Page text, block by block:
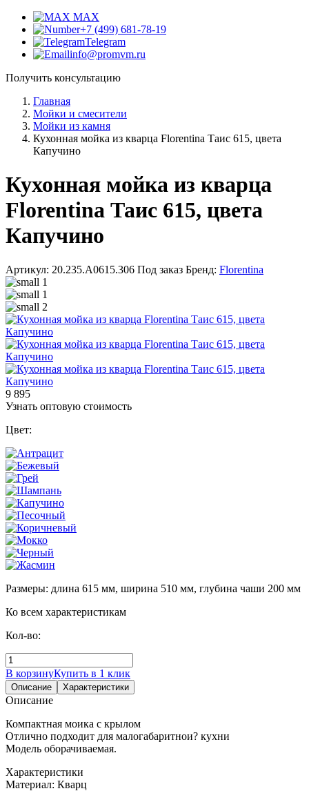
MAX
+7 (499) 681-78-19
Telegram
info@promvm.ru
Получить консультацию
Главная
Мойки и смесители
Мойки из камня
Кухонная мойка из кварца Florentina Таис 615, цвета
Капучино
Кухонная мойка из кварца
Florentina Таис 615, цвета
Капучино
Артикул: 20.235.A0615.306 Под заказ Бренд: Florentina
9 895
Узнать оптовую стоимость
Цвет:
Размеры: длина 615 мм, ширина 510 мм, глубина чаши 200 мм
Ко всем характеристикам
Кол-во:
В корзинуКупить в 1 клик
Описание Характеристики
Описание
Компактная моика с крылом
Отлично подходит для малогабаритнои? кухни
Модель оборачиваемая.
Характеристики
Материал: Кварц